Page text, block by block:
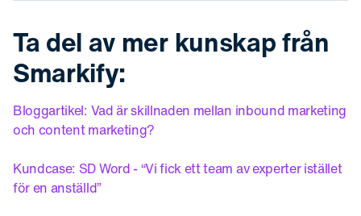
Ta del av mer kunskap från
Smarkify:
Bloggartikel: Vad är skillnaden mellan inbound marketing
och content marketing?
Kundcase: SD Word - “Vi fick ett team av experter istället
för en anställd”